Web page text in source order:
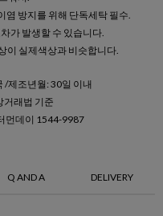
방지를 위해 단독세탁 필수.
가 발생할 수 있습니다.
이 실제색상과 비슷합니다.
/제조년월: 30일 이내
거래법 기준
먼데이 1544-9987
Q AND A DELIVERY